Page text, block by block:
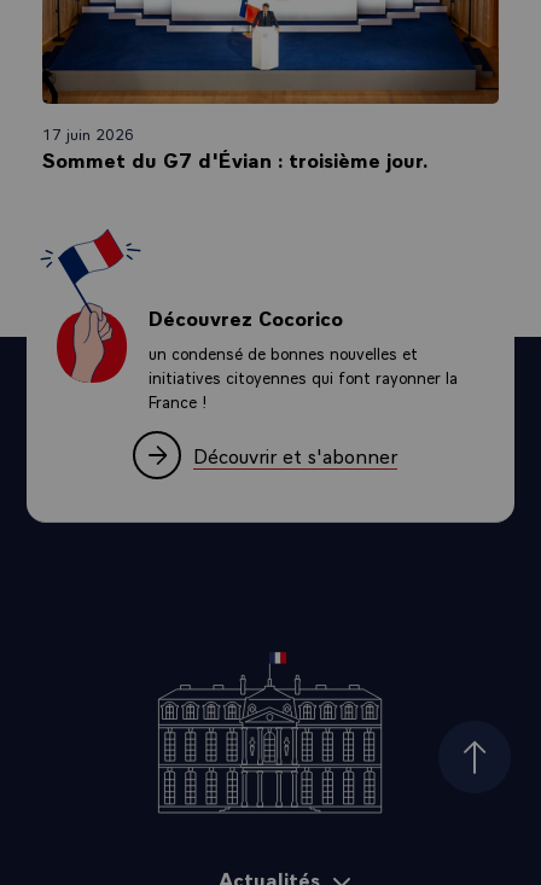
17 juin 2026
Sommet du G7 d'Évian : troisième jour.
Découvrez Cocorico
un condensé de bonnes nouvelles et
initiatives citoyennes qui font rayonner la
France !
Découvrir et s'abonner
Haut
Actualités